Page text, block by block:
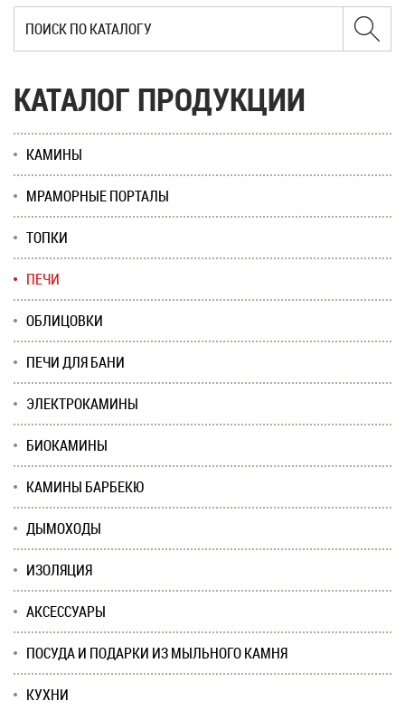
КАТАЛОГ ПРОДУКЦИИ
КАМИНЫ
МРАМОРНЫЕ ПОРТАЛЫ
ТОПКИ
ПЕЧИ
ОБЛИЦОВКИ
ПЕЧИ ДЛЯ БАНИ
ЭЛЕКТРОКАМИНЫ
БИОКАМИНЫ
КАМИНЫ БАРБЕКЮ
ДЫМОХОДЫ
ИЗОЛЯЦИЯ
АКСЕССУАРЫ
ПОСУДА И ПОДАРКИ ИЗ МЫЛЬНОГО КАМНЯ
КУХНИ